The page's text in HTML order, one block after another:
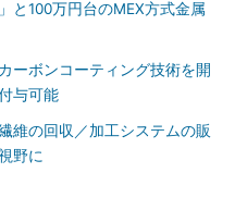
と100万円台のMEX方式金属
ーボンコーティング技術を開
与可能
維の回収／加工システムの販
野に